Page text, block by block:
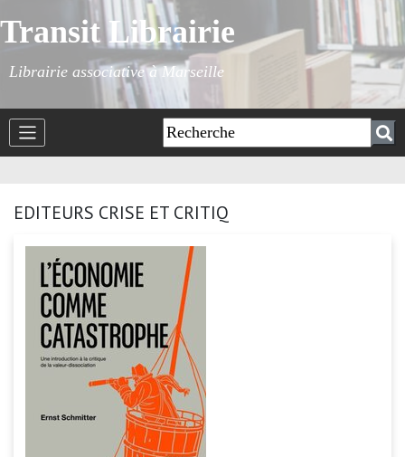
Transit Librairie
Librairie associative à Marseille
EDITEURS CRISE ET CRITIQ